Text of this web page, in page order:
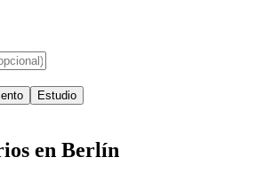
Estudio
en Berlín